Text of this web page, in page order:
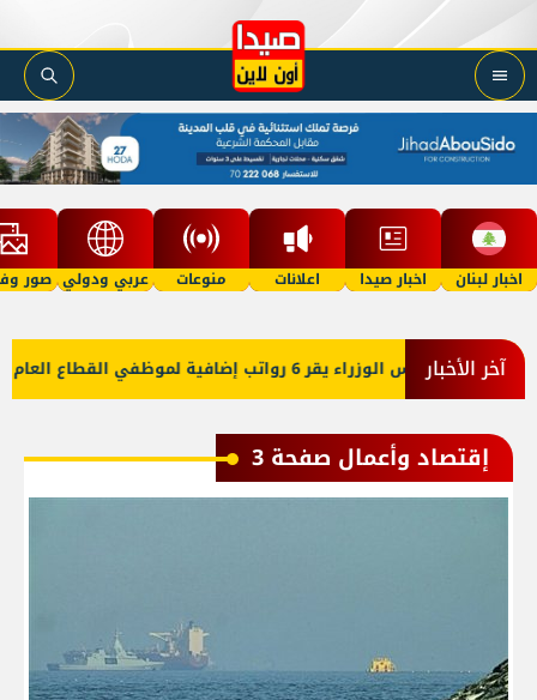
اخبار لبنان اخبار صيدا اعلانات منوعات عربي ودولي صور
آخر الأخبار
إقتصاد وأعمال صفحة 3